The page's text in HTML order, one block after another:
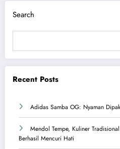
Search
Recent Posts
Adidas Samba OG: Nyaman
Mendol Tempe, Kuliner
Berhasil Mencuri Hati